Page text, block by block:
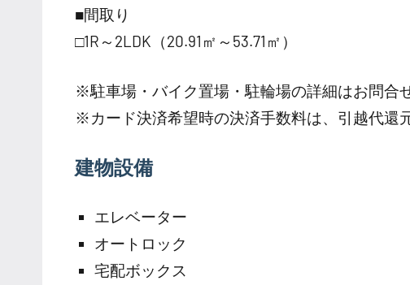
■間取り
□1R～2LDK（20.91㎡～53.71㎡）
※駐車場・バイク置場・駐輪場の詳細はお問合
※カード決済希望時の決済手数料は、引越代還
建物設備
エレベーター
オートロック
宅配ボックス